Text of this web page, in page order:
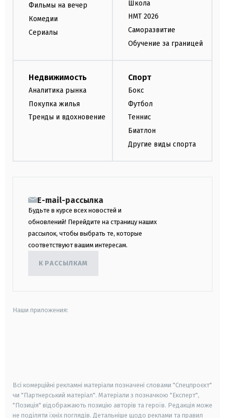
Фильмы на вечер
Комедии
Сериалы
Школа
НМТ 2026
Саморазвитие
Обучение за границей
Недвижимость
Аналитика рынка
Покупка жилья
Тренды и вдохновение
Спорт
Бокс
Футбол
Теннис
Биатлон
Другие виды спорта
E-mail-рассылка
Будьте в курсе всех новостей и
обновлений! Перейдите на страницу наших
рассылок, чтобы выбрать те, которые
соответствуют вашим интересам.
К РАССЫЛКАМ
Наши приложения:
Всі комерційні рекламні матеріали позначені словами "Спецпроєкт"
чи "Партнерський матеріал". Матеріали з позначкою "Експерт",
"Позиція" відображають позицію авторів та героїв. Редакція може
не поділяти їхніх поглядів. Детальніше щодо реклами та правил